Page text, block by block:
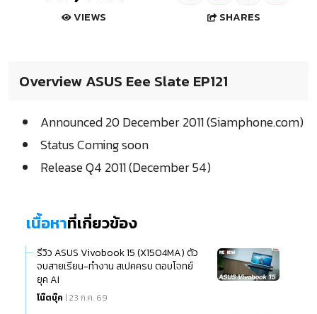
VIEWS SHARES
Overview ASUS Eee Slate EP121
Announced 20 December 2011 (Siamphone.com)
Status Coming soon
Release Q4 2011 (December 54)
เนื้อหาที่เกี่ยวข้อง
รีวิว ASUS Vivobook 15 (X1504MA) ตัว
จบสายเรียน-ทำงาน สเปคครบ ตอบโจทย์
ยุค AI
โน๊ตบุ๊ค | 23 ก.ค. 69